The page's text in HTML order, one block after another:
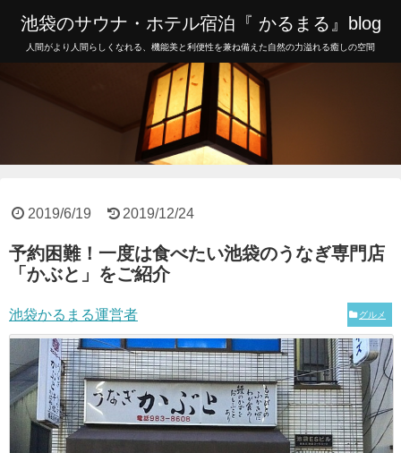
池袋のサウナ・ホテル宿泊『 かるまる』blog
人間がより人間らしくなれる、機能美と利便性を兼ね備えた自然の力溢れる癒しの空間
2019/6/19 2019/12/24
予約困難！一度は食べたい池袋のうなぎ専門店
「かぶと」をご紹介
池袋かるまる運営者 グルメ